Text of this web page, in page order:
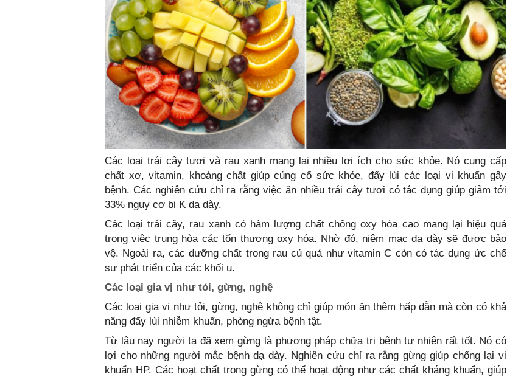
Các loại trái cây tươi và rau xanh mang lại nhiều lợi ích cho sức khỏe. Nó cung cấp
chất xơ, vitamin, khoáng chất giúp củng cố sức khỏe, đẩy lùi các loại vi khuẩn gây
bệnh. Các nghiên cứu chỉ ra rằng việc ăn nhiều trái cây tươi có tác dụng giúp giảm tới
33% nguy cơ bị K dạ dày.
Các loại trái cây, rau xanh có hàm lượng chất chống oxy hóa cao mang lại hiệu quả
trong việc trung hòa các tổn thương oxy hóa. Nhờ đó, niêm mạc dạ dày sẽ được bảo
vệ. Ngoài ra, các dưỡng chất trong rau củ quả như vitamin C còn có tác dụng ức chế
sự phát triển của các khối u.
Các loại gia vị như tỏi, gừng, nghệ
Các loại gia vị như tỏi, gừng, nghệ không chỉ giúp món ăn thêm hấp dẫn mà còn có khả
năng đẩy lùi nhiễm khuẩn, phòng ngừa bệnh tật.
Từ lâu nay người ta đã xem gừng là phương pháp chữa trị bệnh tự nhiên rất tốt. Nó có
lợi cho những người mắc bệnh dạ dày. Nghiên cứu chỉ ra rằng gừng giúp chống lại vi
khuẩn HP. Các hoạt chất trong gừng có thể hoạt động như các chất kháng khuẩn, giúp